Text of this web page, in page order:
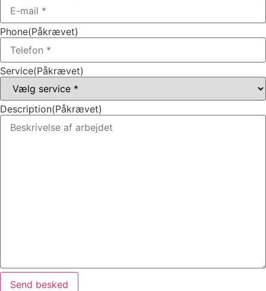
Phone(Påkrævet)
Service(Påkrævet)
Description(Påkrævet)